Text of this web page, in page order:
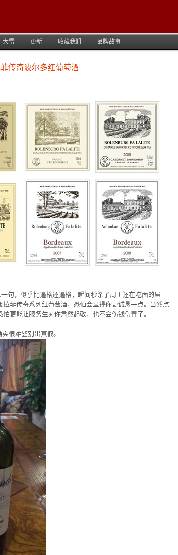
大雷 更新 收藏我们 品牌故事
传奇波尔多红葡萄酒
句，似乎比逼格还逼格，瞬间秒杀了周围还在吃面的屌
菲传奇系列红葡萄酒，恐怕会显得你更诚恳一点。当然点
更能让服务生对你肃然起敬，也不会伤钱伤胃了。
很难鉴别出真假。